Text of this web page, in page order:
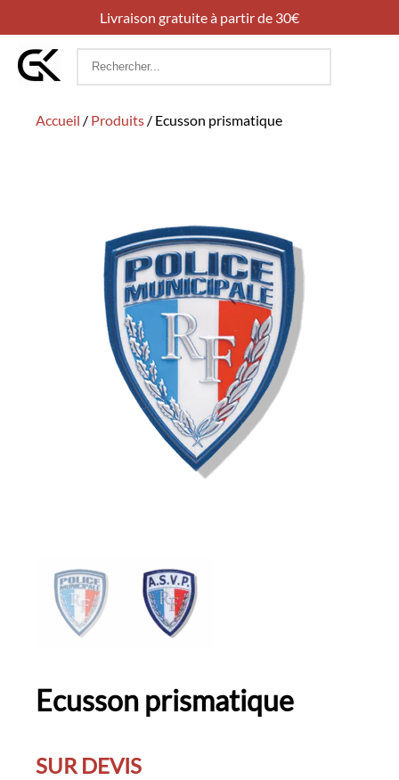
Livraison gratuite à partir de 30€
Rechercher
Accueil / Produits / Ecusson prismatique
Ecusson prismatique
SUR DEVIS